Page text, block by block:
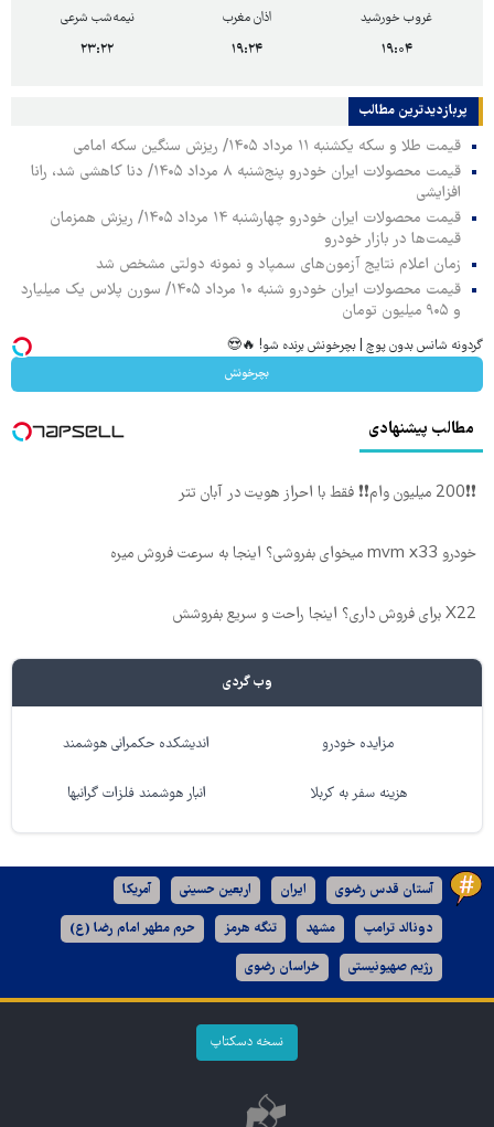
غروب خورشید
۱۹:۰۴
اذان مغرب
۱۹:۲۴
نیمه‌شب شرعی
۲۳:۲۲
پربازدیدترین‌ مطالب
قیمت طلا و سکه یکشنبه ۱۱ مرداد ۱۴۰۵/ ریزش سنگین سکه امامی
قیمت محصولات ایران خودرو پنج‌شنبه ۸ مرداد ۱۴۰۵/ دنا کاهشی شد، رانا
افزایشی
قیمت محصولات ایران خودرو چهارشنبه ۱۴ مرداد ۱۴۰۵/ ریزش همزمان
قیمت‌ها در بازار خودرو
زمان اعلام نتایج آزمون‌های سمپاد و نمونه دولتی مشخص شد
قیمت محصولات ایران خودرو شنبه ۱۰ مرداد ۱۴۰۵/ سورن پلاس یک میلیارد
و ۹۰۵ میلیون تومان
گردونه شانس بدون پوچ | بچرخونش برنده شو! 🔥😍
بچرخونش
مطالب پیشنهادی
❗❗200 میلیون وام❗❗ فقط با احراز هویت در آبان تتر
خودرو mvm x33 میخوای بفروشی؟ اینجا به سرعت فروش میره
X22 برای فروش داری؟ اینجا راحت و سریع بفروشش
وب گردی
مزایده خودرو اندیشکده حکمرانی هوشمند
هزینه سفر به کربلا انبار هوشمند فلزات گرانبها
آستان قدس رضوی ایران اربعین حسینی آمریکا
دونالد ترامپ مشهد تنگه هرمز حرم مطهر امام رضا (ع)
رژیم صهیونیستی خراسان رضوی
نسخه دسکتاپ